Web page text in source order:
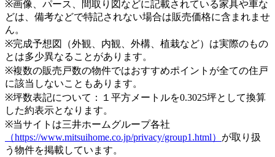
※画像、パース、間取り図などに記載されている家具や車な
どは、備考などで特記されない場合は販売価格に含まれませ
ん。
※完成予想図（外観、内観、外構、植栽など）は実際のもの
とは多少異なることがあります。
※複数の販売戸数の物件ではおすすめポイントが全ての住戸
に該当しないこともあります。
※坪数表記について：１平方メートルを0.3025坪として換算
した約表示となります。
※当サイトは三井ホームグループ各社
（https://www.mitsuihome.co.jp/privacy/group1.html） が取り扱
う物件を掲載しています。